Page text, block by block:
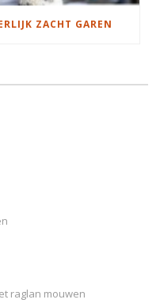
ZACHT GAREN
raglan mouwen